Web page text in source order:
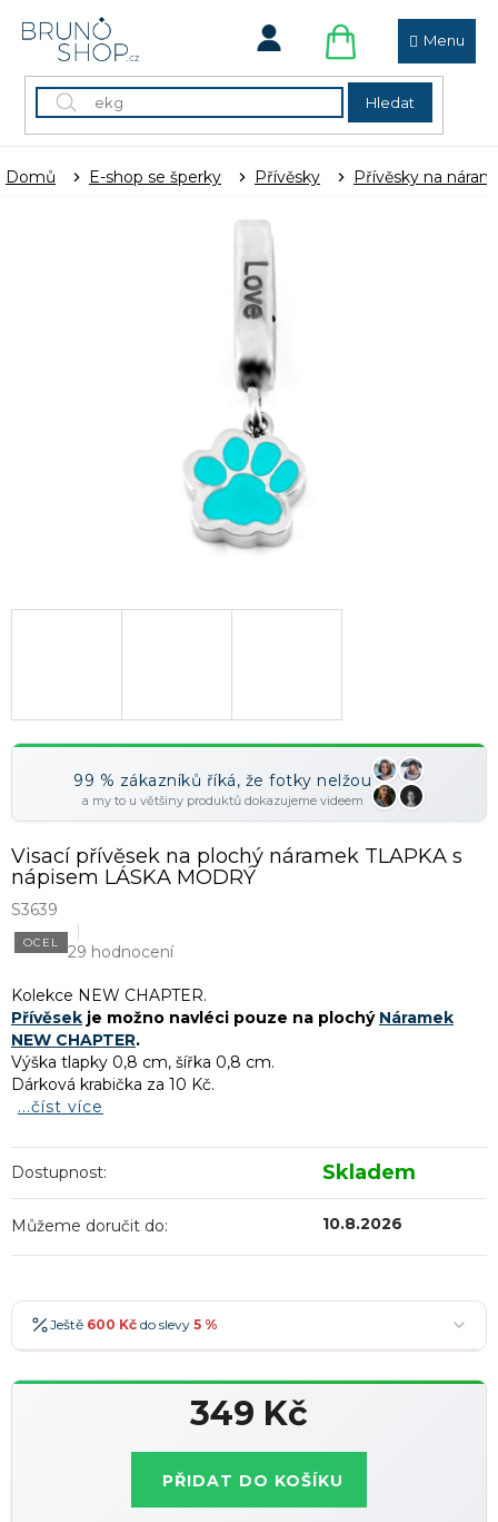
Hledat
NÁKUPNÍ
KOŠÍK
Domů E-shop se šperky Přívěsky Přívěsky na
99 % zákazníků říká, že fotky nelžou
a my to u většiny produktů dokazujeme videem
Visací přívěsek na plochý náramek TLAPKA s
nápisem LÁSKA MODRÝ
S3639
OCEL 29 hodnocení
Kolekce NEW CHAPTER.
Přívěsek je možno navléci pouze na plochý Náramek
NEW CHAPTER.
Výška tlapky 0,8 cm, šířka 0,8 cm.
Dárková krabička za 10 Kč.
...číst více
Dostupnost: Skladem
Můžeme doručit do: 10.8.2026
Ještě 600 Kč do slevy 5 %
349 Kč
PŘIDAT DO KOŠÍKU